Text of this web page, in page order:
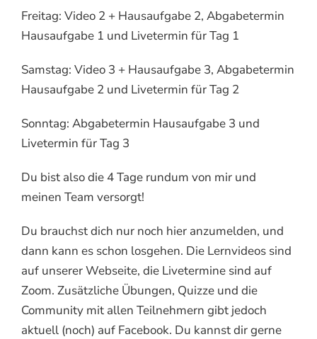
Freitag: Video 2 + Hausaufgabe 2, Abgabetermin
Hausaufgabe 1 und Livetermin für Tag 1
Samstag: Video 3 + Hausaufgabe 3, Abgabetermin
Hausaufgabe 2 und Livetermin für Tag 2
Sonntag: Abgabetermin Hausaufgabe 3 und
Livetermin für Tag 3
Du bist also die 4 Tage rundum von mir und
meinen Team versorgt!
Du brauchst dich nur noch hier anzumelden, und
dann kann es schon losgehen. Die Lernvideos sind
auf unserer Webseite, die Livetermine sind auf
Zoom. Zusätzliche Übungen, Quizze und die
Community mit allen Teilnehmern gibt jedoch
aktuell (noch) auf Facebook. Du kannst dir gerne